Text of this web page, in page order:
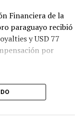
Financiera de la
paraguayo recibió
y USD 77
por
millones por
y